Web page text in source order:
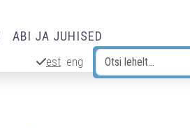
ABI JA JUHISED
est eng